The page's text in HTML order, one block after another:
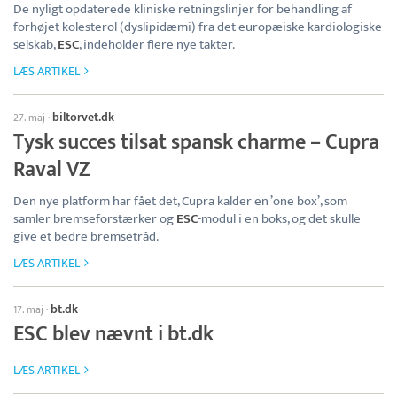
De nyligt opdaterede kliniske retningslinjer for behandling af
forhøjet kolesterol (dyslipidæmi) fra det europæiske kardiologiske
selskab,ESC, indeholder flere nye takter.
LÆS ARTIKEL
27. maj · biltorvet.dk
Tysk succes tilsat spansk charme – Cupra
Raval VZ
Den nye platform har fået det, Cupra kalder en ’one box’, som
samler bremseforstærker ogESC-modul i en boks, og det skulle
give et bedre bremsetråd.
LÆS ARTIKEL
17. maj · bt.dk
ESC blev nævnt i bt.dk
LÆS ARTIKEL